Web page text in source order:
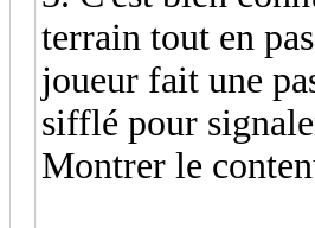
terrain tout en
joueur fait une
sifflé pour
Montrer le